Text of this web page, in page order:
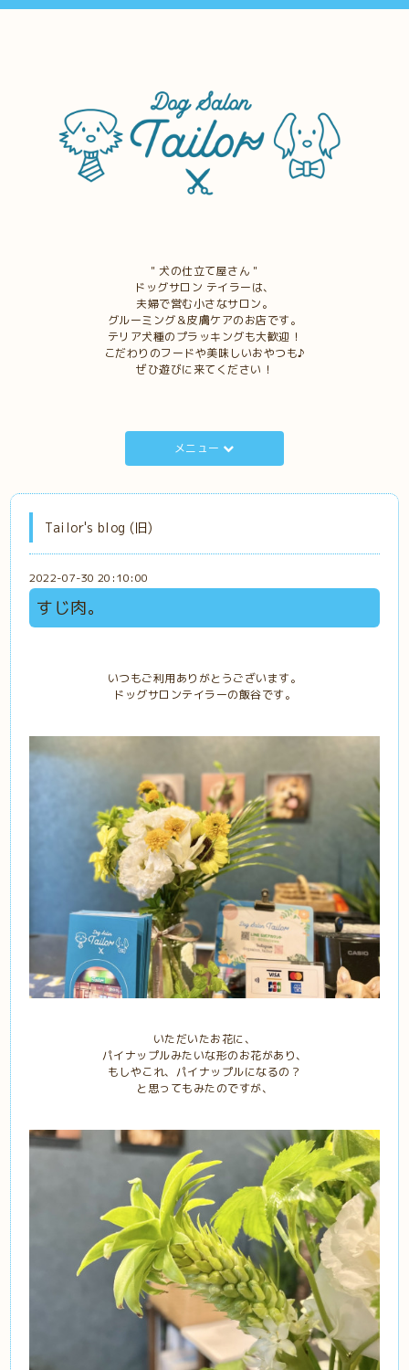
＂犬の仕立て屋さん＂
ドッグサロン テイラーは、
夫婦で営む小さなサロン。
グルーミング＆皮膚ケアのお店です。
テリア犬種のプラッキングも大歓迎！
こだわりのフードや美味しいおやつも♪
ぜひ遊びに来てください！
メニュー
Tailor's blog (旧)
2022-07-30 20:10:00
すじ肉。
いつもご利用ありがとうございます。
ドッグサロンテイラーの飯谷です。
いただいたお花に、
パイナップルみたいな形のお花があり、
もしやこれ、パイナップルになるの？
と思ってもみたのですが、